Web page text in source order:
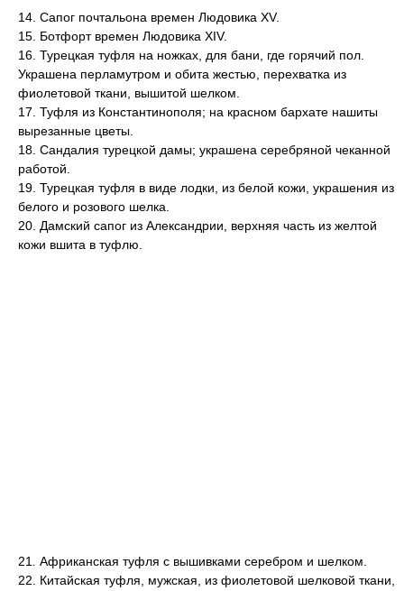
14. Сапог почтальона времен Людовика XV.
15. Ботфорт времен Людовика XIV.
16. Турецкая туфля на ножках, для бани, где горячий пол.
Украшена перламутром и обита жестью, перехватка из
фиолетовой ткани, вышитой шелком.
17. Туфля из Константинополя; на красном бархате нашиты
вырезанные цветы.
18. Сандалия турецкой дамы; украшена серебряной чеканной
работой.
19. Турецкая туфля в виде лодки, из белой кожи, украшения из
белого и розового шелка.
20. Дамский сапог из Александрии, верхняя часть из желтой
кожи вшита в туфлю.
21. Африканская туфля с вышивками серебром и шелком.
22. Китайская туфля, мужская, из фиолетовой шелковой ткани,